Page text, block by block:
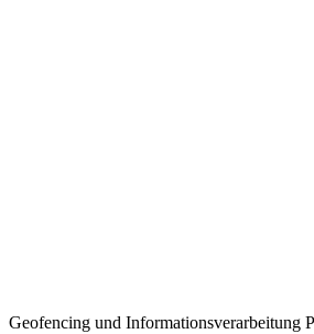
Geofencing und Informationsverarbeitung